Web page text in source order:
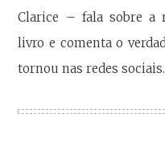
Clarice – fala sobre a
livro e comenta o
tornou nas redes sociais.